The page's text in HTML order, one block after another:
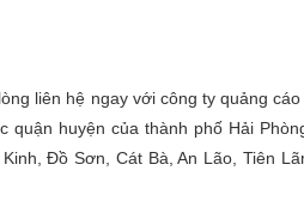
liên hệ ngay với công ty quảng
huyện của thành phố Hải
Đồ Sơn, Cát Bà, An Lão, Tiên